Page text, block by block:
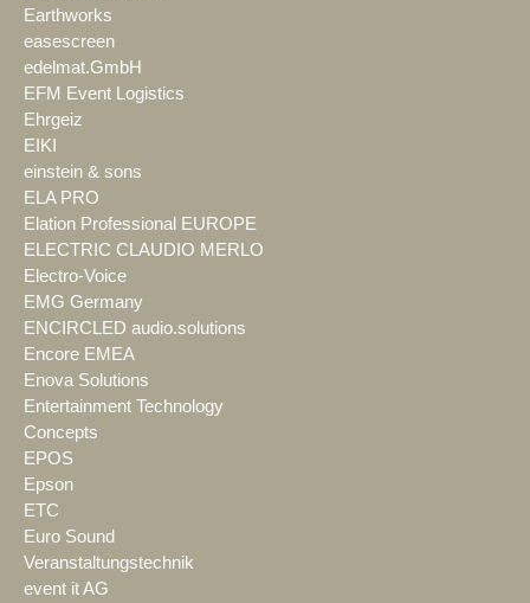
Earthworks
easescreen
edelmat.GmbH
EFM Event Logistics
Ehrgeiz
EIKI
einstein & sons
ELA PRO
Elation Professional EUROPE
ELECTRIC CLAUDIO MERLO
Electro-Voice
EMG Germany
ENCIRCLED audio.solutions
Encore EMEA
Enova Solutions
Entertainment Technology
Concepts
EPOS
Epson
ETC
Euro Sound
Veranstaltungstechnik
event it AG